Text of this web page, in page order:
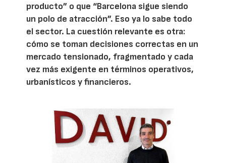
producto” o que “Barcelona sigue siendo
un polo de atracción”. Eso ya lo sabe todo
el sector. La cuestión relevante es otra:
cómo se toman decisiones correctas en un
mercado tensionado, fragmentado y cada
vez más exigente en términos operativos,
urbanísticos y financieros.